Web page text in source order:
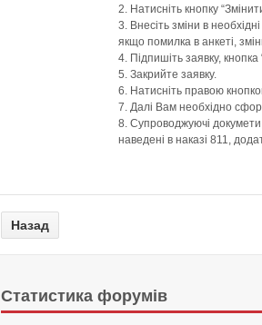
2. Натисніть кнопку
3. Внесіть зміни в
якщо помилка в анкеті,
4. Підпишіть заявку, кнопка
5. Закрийте заявку.
6. Натисніть правою
7. Далі Вам необхідно
8. Супроводжуючі
наведені в наказі 811,
Статистика форумів